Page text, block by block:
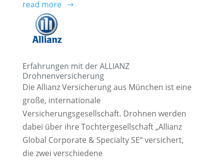
read more
Erfahrungen mit der ALLIANZ
Drohnenversicherung
Die Allianz Versicherung aus München ist eine
große, internationale
Versicherungsgesellschaft. Drohnen werden
dabei über ihre Tochtergesellschaft „Allianz
Global Corporate & Specialty SE“ versichert,
die zwei verschiedene